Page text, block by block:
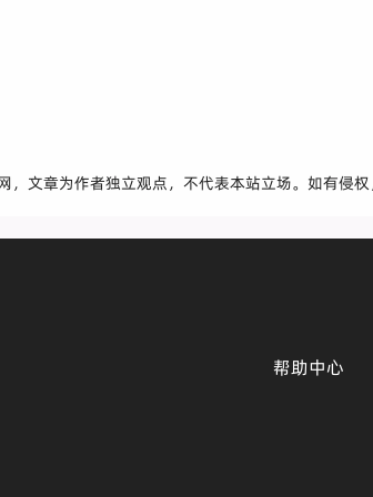
文章为作者独立观点，不代表本站立场。如有侵权
帮助中心